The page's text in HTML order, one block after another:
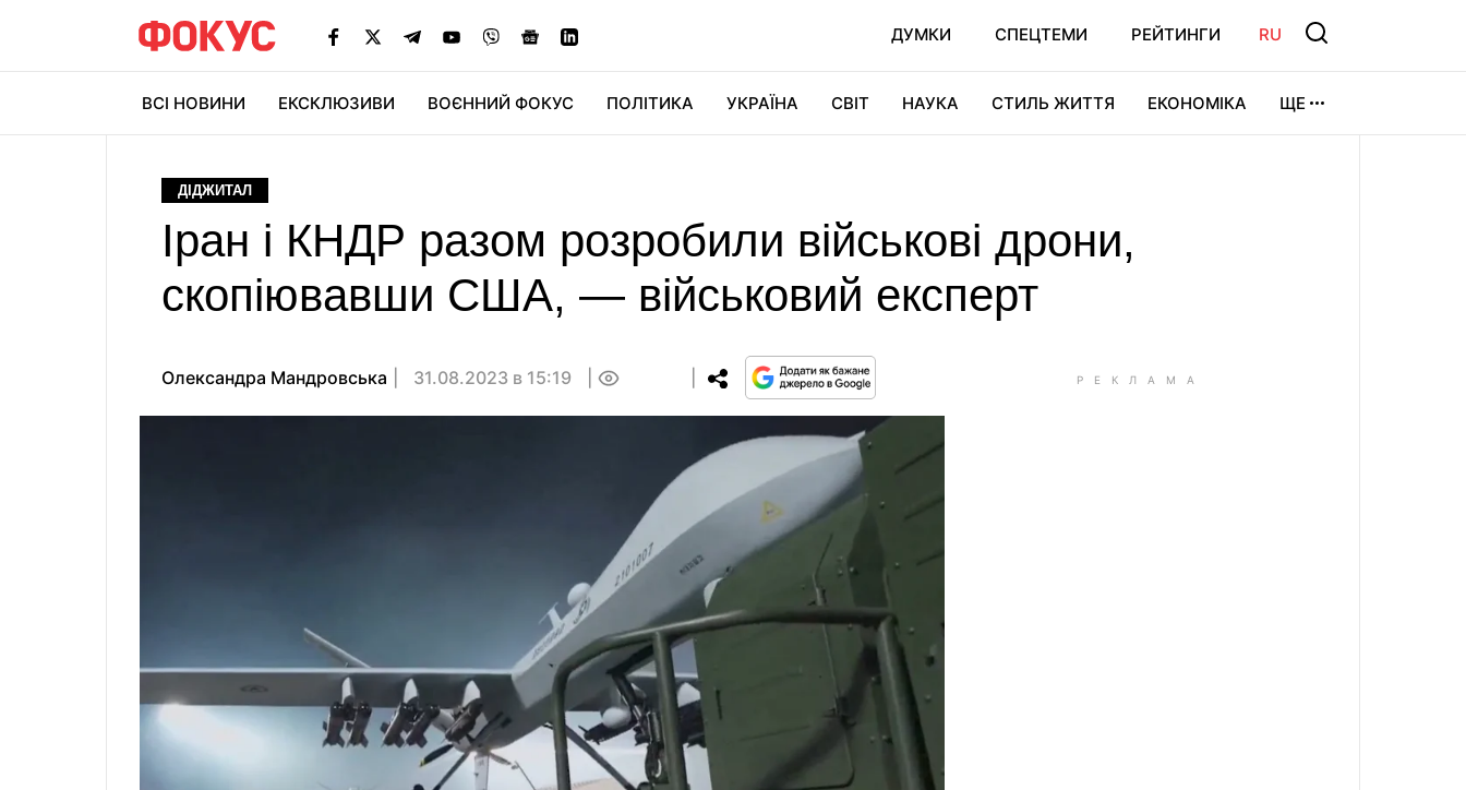
ДУМКИ СПЕЦТЕМИ РЕЙТИНГИ RU
ВСІ НОВИНИ ЕКСКЛЮЗИВИ ВОЄННИЙ ФОКУС ПОЛІТИКА УКРАЇНА СВІТ НАУКА СТИЛЬ ЖИТТЯ ЕКОНОМІКА ЩЕ
ДІДЖИТАЛ
Іран і КНДР разом розробили військові дрони,
скопіювавши США, — військовий експерт
Олександра Мандровська 31.08.2023 в 15:19